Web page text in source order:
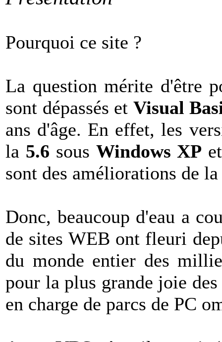
Pourquoi ce site ?
La question mérite d'être
sont dépassés et Visual
ans d'âge. En effet, les
la 5.6 sous Windows XP
sont des améliorations de
Donc, beaucoup d'eau a
de sites WEB ont fleuri
du monde entier des
pour la plus grande joie
en charge de parcs de PC